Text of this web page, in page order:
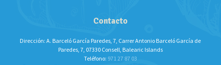
Contacto
Dirección: A. Barceló García Paredes, 7, Carrer Antonio Barceló García de
Paredes, 7, 07330 Consell, Balearic Islands
Teléfono: 971 27 87 03